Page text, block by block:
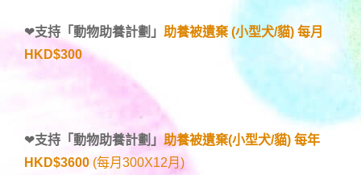
❤支持「動物助養計劃 」 助養被遺棄 (小型犬/貓) 每月
HKD$300
❤支持「動物助養計劃 」 助養被遺棄(小型犬/貓) 每年
HKD$3600 (每月300X12月)